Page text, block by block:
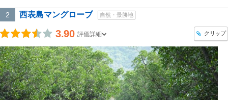
2 西表島マングローブ 自然・景勝地
3.90 評価詳細 クリップ